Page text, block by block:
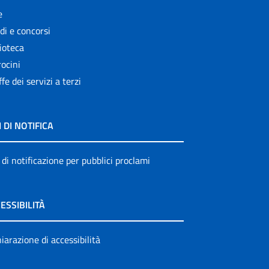
e concorsi
dei servizi a terzi
DI NOTIFICA
notificazione per pubblici proclami
di accessibilità